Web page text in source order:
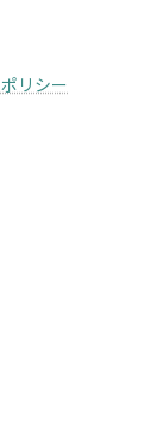
リシー